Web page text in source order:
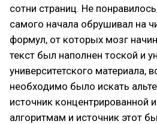
сотни страниц. Не
самого начала обрушивал на
формул, от которых мозг
текст был наполнен тоской и
университетского материала,
необходимо было искать
источник концентрированной
алгоритмам и источник этот